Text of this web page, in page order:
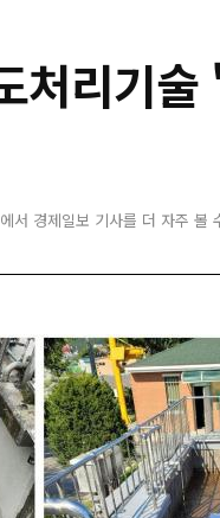
처리기
서 경제일보 기사를 더 자주 볼